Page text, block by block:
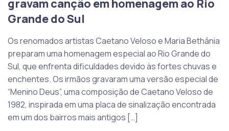
gravam canção em homenagem ao Rio
Grande do Sul
Os renomados artistas Caetano Veloso e Maria Bethânia
preparam uma homenagem especial ao Rio Grande do
Sul, que enfrenta dificuldades devido às fortes chuvas e
enchentes. Os irmãos gravaram uma versão especial de
“Menino Deus”, uma composição de Caetano Veloso de
1982, inspirada em uma placa de sinalização encontrada
em um dos bairros mais antigos […]